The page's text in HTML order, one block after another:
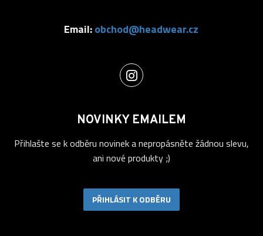
Email:obchod@headwear.cz
NOVINKY EMAILEM
Přihlašte se k odběru novinek a nepropásněte žádnou slevu,
ani nové produkty ;)
PŘIHLÁSIT K ODBĚRU